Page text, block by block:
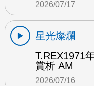
2026/07/17
星光燦爛
T.REX1971
賞析 AM
2026/07/16